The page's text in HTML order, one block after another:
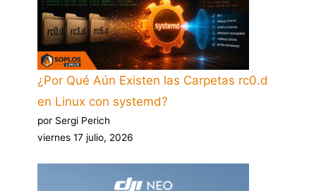
¿Por Qué Aún Existen las Carpetas rc0.d
en Linux con systemd?
por Sergi Perich
viernes 17 julio, 2026